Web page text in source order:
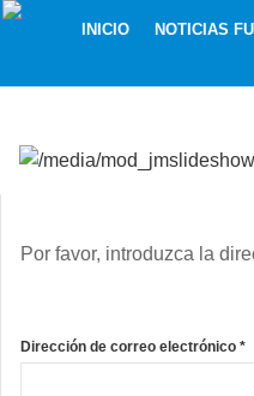
INICIO NOTICIAS
Por favor, introduzca la
Dirección de correo electrónico *